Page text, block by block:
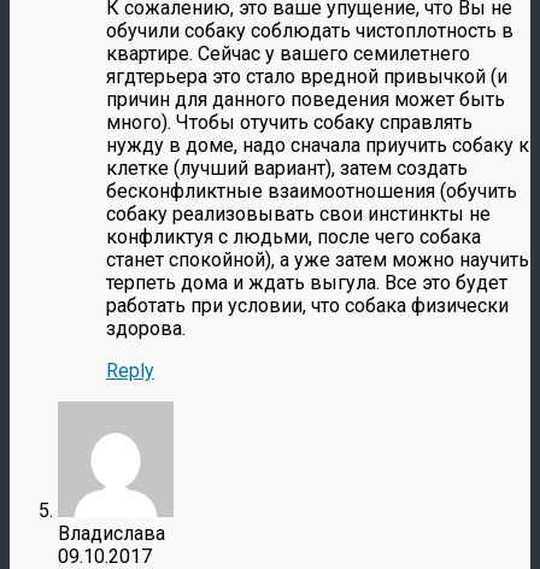
К сожалению, это ваше упущение, что Вы не
обучили собаку соблюдать чистоплотность в
квартире. Сейчас у вашего семилетнего
ягдтерьера это стало вредной привычкой (и
причин для данного поведения может быть
много). Чтобы отучить собаку справлять
нужду в доме, надо сначала приучить собаку к
клетке (лучший вариант), затем создать
бесконфликтные взаимоотношения (обучить
собаку реализовывать свои инстинкты не
конфликтуя с людьми, после чего собака
станет спокойной), а уже затем можно научить
терпеть дома и ждать выгула. Все это будет
работать при условии, что собака физически
здорова.
Reply
Владислава
09.10.2017